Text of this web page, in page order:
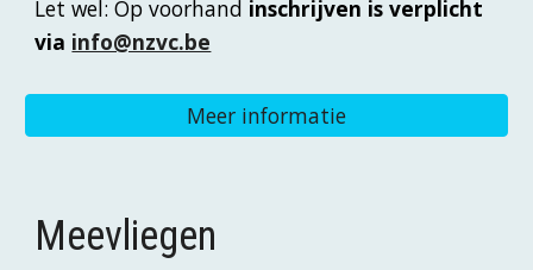
Let wel: Op voorhand inschrijven is verplicht
via info@nzvc.be
Meer informatie
Meevliegen